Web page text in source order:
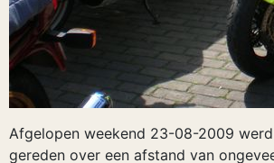
Afgelopen weekend 23-08-2009
gereden over een afstand van